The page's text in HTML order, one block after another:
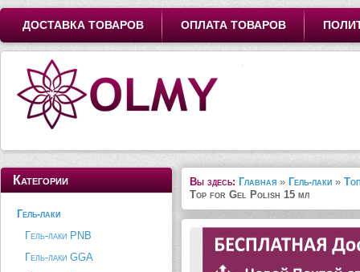
ДОСТАВКА ТОВАРОВ ОПЛАТА ТОВАРОВ
Категории
Гель-лаки
Гель-лаки PNB
Гель-лаки GGA
Вы здесь: Главная » Гель-лаки »
Top for Gel Polish 15 мл